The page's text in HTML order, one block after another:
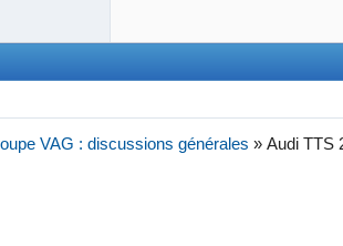
VAG : discussions générales » Audi TTS